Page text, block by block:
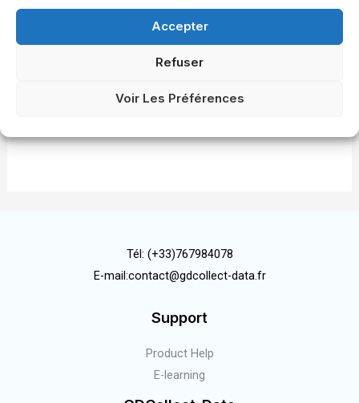
Accepter
Refuser
Voir Les Préférences
Tél: (+33)767984078
E-mail:contact@gdcollect-data.fr
Support
Product Help
E-learning